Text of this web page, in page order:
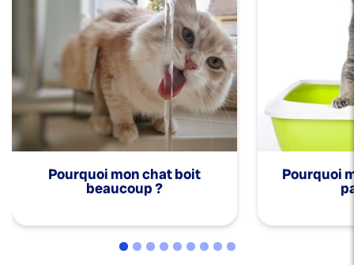
Pourquoi mon chat boit
beaucoup ?
Pourquoi